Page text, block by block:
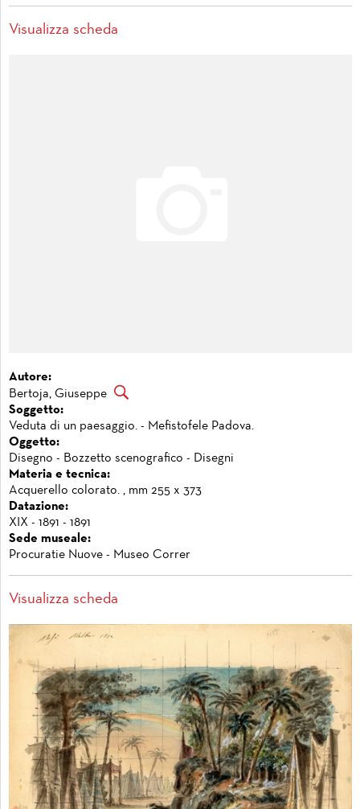
Visualizza scheda
Autore:
Bertoja, Giuseppe
Soggetto:
Veduta di un paesaggio. - Mefistofele Padova.
Oggetto:
Disegno - Bozzetto scenografico - Disegni
Materia e tecnica:
Acquerello colorato. , mm 255 x 373
Datazione:
XIX - 1891 - 1891
Sede museale:
Procuratie Nuove - Museo Correr
Visualizza scheda